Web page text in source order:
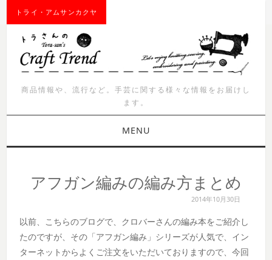
トライ・アムサンカクヤ
商品情報や、流行など。手芸に関する様々な情報をお届けし
ます。
MENU
商品紹介
イベント
ワークショップ
アフガン編みの編み方まとめ
2014年10月30日
以前、こちらのブログで、クロバーさんの編み本をご紹介し
たのですが、その「アフガン編み」シリーズが人気で、イン
ターネットからよくご注文をいただいておりますので、今回